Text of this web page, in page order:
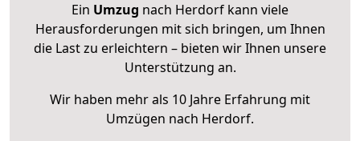
Ein Umzug nach Herdorf kann viele
Herausforderungen mit sich bringen, um Ihnen
die Last zu erleichtern – bieten wir Ihnen unsere
Unterstützung an.
Wir haben mehr als 10 Jahre Erfahrung mit
Umzügen nach Herdorf.